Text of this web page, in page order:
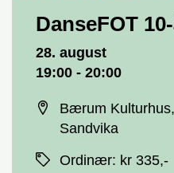
DanseFOT
28. august
19:00 - 20:00
Bærum
Sandvika
Ordinær: kr 335,-